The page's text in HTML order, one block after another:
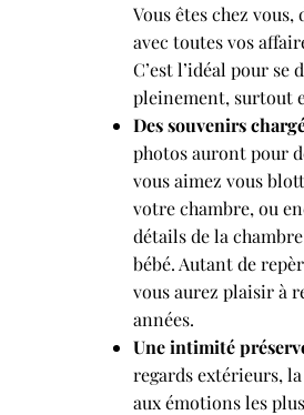
Vous êtes chez
avec toutes vos
C’est l’idéal pour se
pleinement, surtout
Des souvenirs
photos auront pour
vous aimez vous
votre chambre, ou
détails de la
bébé. Autant de
vous aurez plaisir à
années.
Une intimité
regards extérieurs,
aux émotions les